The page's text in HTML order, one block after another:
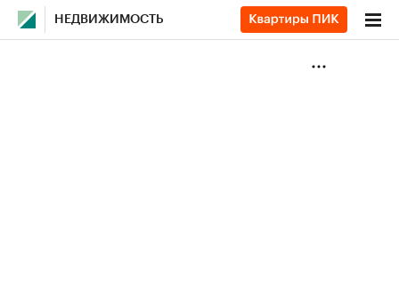
НЕДВИЖИМОСТЬ